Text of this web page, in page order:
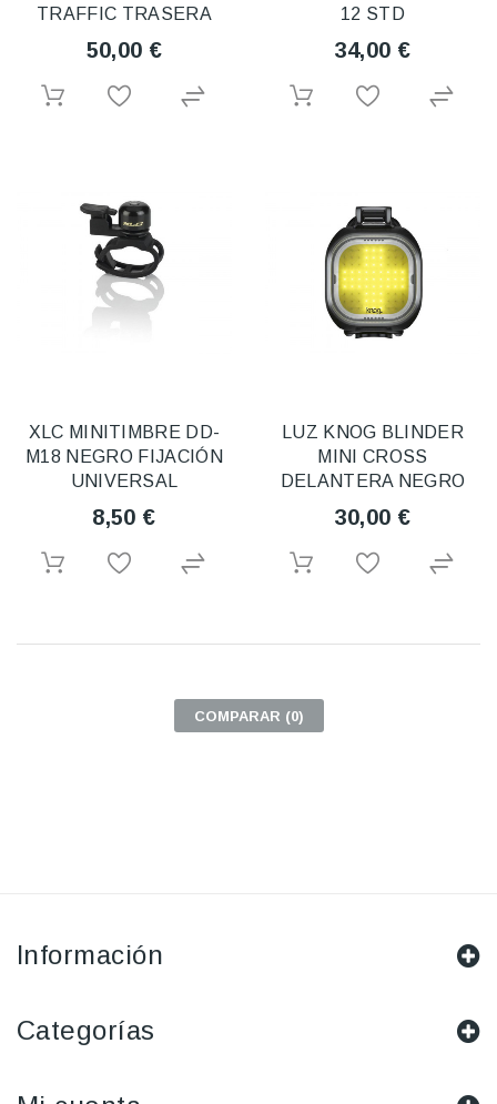
TRAFFIC TRASERA
50,00 €
12 STD
34,00 €
XLC MINITIMBRE DD-
M18 NEGRO FIJACIÓN
UNIVERSAL
8,50 €
LUZ KNOG BLINDER
MINI CROSS
DELANTERA NEGRO
30,00 €
COMPARAR (0)
Información
Categorías